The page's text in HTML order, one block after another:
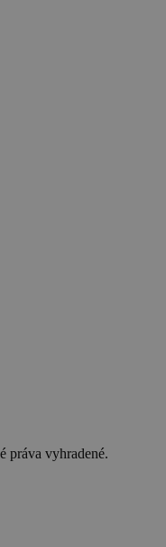
práva vyhradené.